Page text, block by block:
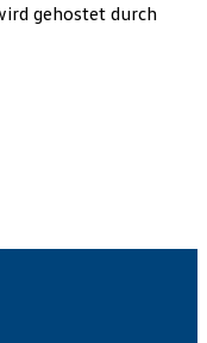
gehostet durch